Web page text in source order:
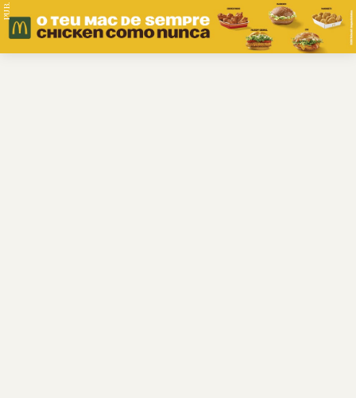
PUB.